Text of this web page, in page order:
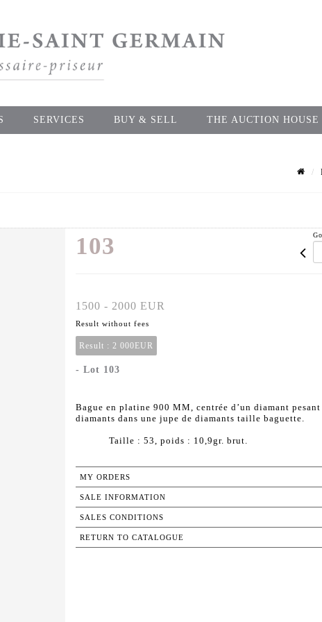
SERVICES BUY & SELL THE AUCTION HOUSE
103
1500 - 2000 EUR
Result without fees
Result : 2 000EUR
- Lot 103
Bague en platine 900 MM, centrée d’un diamant
diamants dans une jupe de diamants taille baguette.
Taille : 53, poids : 10,9gr. brut.
MY ORDERS
SALE INFORMATION
SALES CONDITIONS
RETURN TO CATALOGUE